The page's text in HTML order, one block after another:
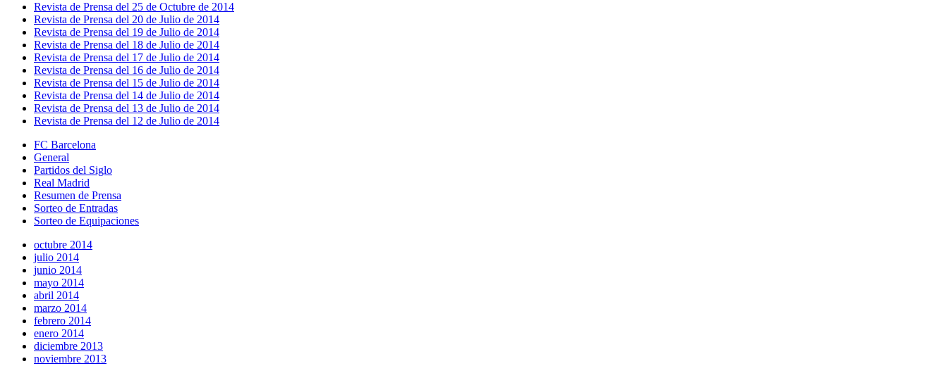
Revista de Prensa del 25 de Octubre de 2014
Revista de Prensa del 20 de Julio de 2014
Revista de Prensa del 19 de Julio de 2014
Revista de Prensa del 18 de Julio de 2014
Revista de Prensa del 17 de Julio de 2014
Revista de Prensa del 16 de Julio de 2014
Revista de Prensa del 15 de Julio de 2014
Revista de Prensa del 14 de Julio de 2014
Revista de Prensa del 13 de Julio de 2014
Revista de Prensa del 12 de Julio de 2014
FC Barcelona
General
Partidos del Siglo
Real Madrid
Resumen de Prensa
Sorteo de Entradas
Sorteo de Equipaciones
octubre 2014
julio 2014
junio 2014
mayo 2014
abril 2014
marzo 2014
febrero 2014
enero 2014
diciembre 2013
noviembre 2013